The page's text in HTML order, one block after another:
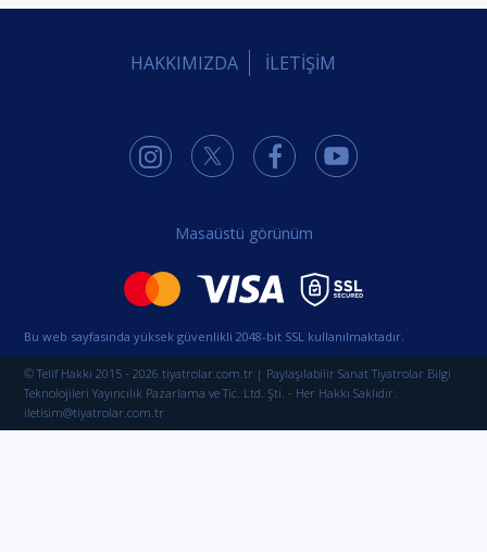
HAKKIMIZDA İLETİŞİM
Masaüstü görünüm
Bu web sayfasında yüksek güvenlikli 2048-bit SSL kullanılmaktadır.
© Telif Hakkı 2015 - 2026 tiyatrolar.com.tr | Paylaşılabilir Sanat Tiyatrolar Bilgi
Teknolojileri Yayıncılık Pazarlama ve Tic. Ltd. Şti. - Her Hakkı Saklıdır.
iletisim@tiyatrolar.com.tr